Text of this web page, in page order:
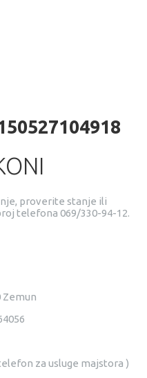
proverite stanje ili
telefona 069/330-94-12.
Zemun
za usluge majstora )